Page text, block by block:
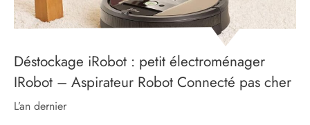
Déstockage iRobot : petit électroménager
IRobot – Aspirateur Robot Connecté pas cher
l’an dernier